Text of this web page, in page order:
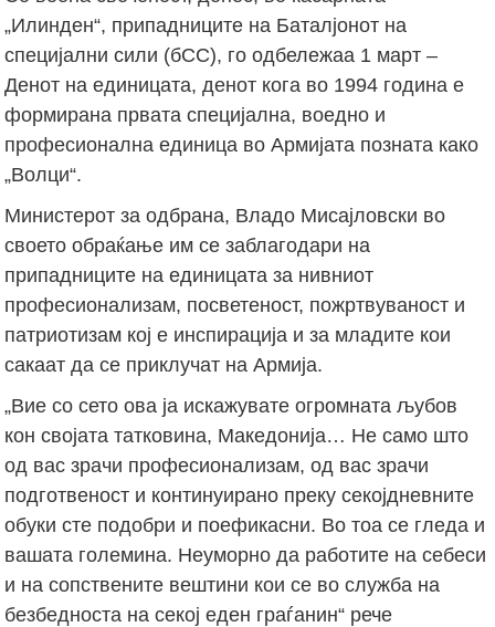
„Илинден“, припадниците на Баталјонот на
специјални сили (бСС), го одбележаа 1 март –
Денот на единицата, денот кога во 1994 година е
формирана првата специјална, воедно и
професионална единица во Армијата позната како
„Волци“.
Министерот за одбрана, Владо Мисајловски во
своето обраќање им се заблагодари на
припадниците на единицата за нивниот
професионализам, посветеност, пожртвуваност и
патриотизам кој е инспирација и за младите кои
сакаат да се приклучат на Армија.
„Вие со сето ова ја искажувате огромната љубов
кон својата татковина, Македонија… Не само што
од вас зрачи професионализам, од вас зрачи
подготвеност и континуирано преку секојдневните
обуки сте подобри и поефикасни. Во тоа се гледа и
вашата големина. Неуморно да работите на себеси
и на сопствените вештини кои се во служба на
безбедноста на секој еден граѓанин“ рече